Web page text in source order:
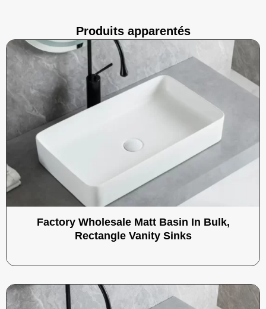
Produits apparentés
Factory Wholesale Matt Basin In Bulk,
Rectangle Vanity Sinks